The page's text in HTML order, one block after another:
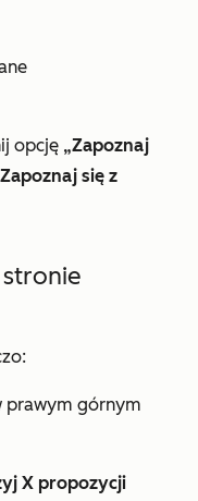
opcję „Zapoznaj
się z
prawym górnym
X propozycji